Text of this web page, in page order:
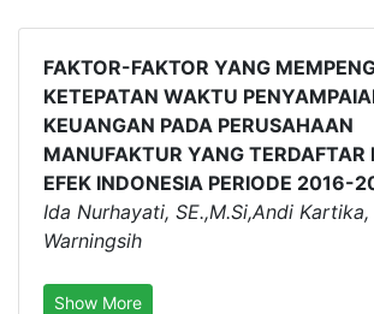
FAKTOR-FAKTOR YANG
KETEPATAN WAKTU
KEUANGAN PADA PERUSAHAAN
MANUFAKTUR YANG TERDAFTAR
EFEK INDONESIA PERIODE 2016-
Ida Nurhayati, SE.,M.Si,Andi Kartika,
Warningsih
Show More